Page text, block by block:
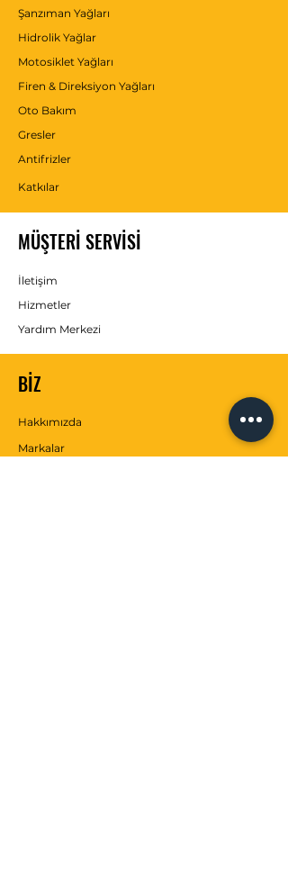
Şanzıman Yağları
Hidrolik Yağlar
Motosiklet Yağları
Firen & Direksiyon Yağları
Oto Bakım
Gresler
Antifrizler
Katkılar
MÜŞTERİ SERVİSİ
İletişim
Hizmetler
Yardım Merkezi
BİZ
Hakkımızda
Markalar